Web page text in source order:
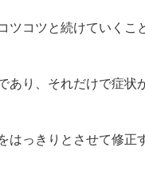
ツコツと続けていくこ
あり、それだけで症状
はっきりとさせて修正